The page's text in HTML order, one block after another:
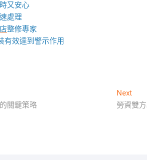
又安心
處理
整修專家
有效達到警示作用
關鍵策略
NextNext
勞資雙